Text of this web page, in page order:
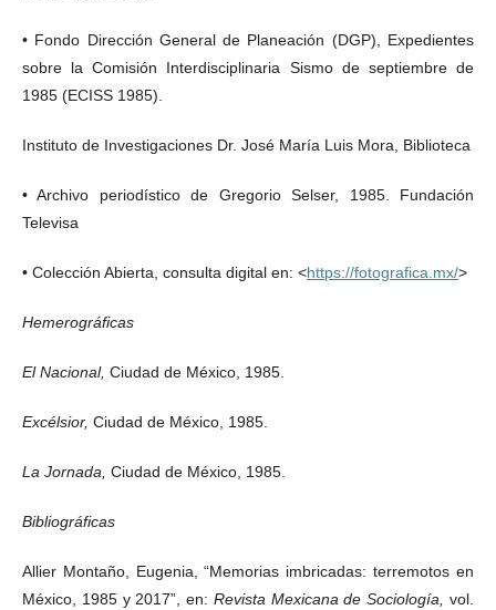
• Fondo Dirección General de Planeación (DGP), Expedientes
sobre la Comisión Interdisciplinaria Sismo de septiembre de
1985 (ECISS 1985).
Instituto de Investigaciones Dr. José María Luis Mora, Biblioteca
• Archivo periodístico de Gregorio Selser, 1985. Fundación
Televisa
• Colección Abierta, consulta digital en: <https://fotografica.mx/>
Hemerográficas
El Nacional, Ciudad de México, 1985.
Excélsior, Ciudad de México, 1985.
La Jornada, Ciudad de México, 1985.
Bibliográficas
Allier Montaño, Eugenia, “Memorias imbricadas: terremotos en
México, 1985 y 2017”, en: Revista Mexicana de Sociología,vol.